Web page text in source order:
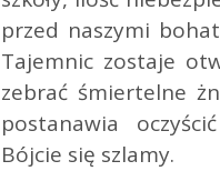
przed naszymi
Tajemnic zostaje
zebrać śmiertelne
postanawia
Bójcie się szlamy.